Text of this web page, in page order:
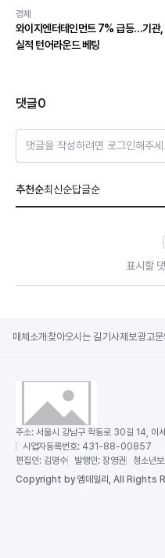
경제
와이지엔터테인먼트 7% 급등…기관,
실적 턴어라운드 베팅
댓글0
댓글을 작성하려면 로그인해주세
추천순최신순답글순
표시할
매체소개 찾아오시는 길기사제보광고문
주소: 서울시 강남구 학동로 30길 14, 이
사업자등록번호: 431-88-00857
편집인: 김명수 발행인: 장영권 청소년
Copyright by 엠데일리, All Rights